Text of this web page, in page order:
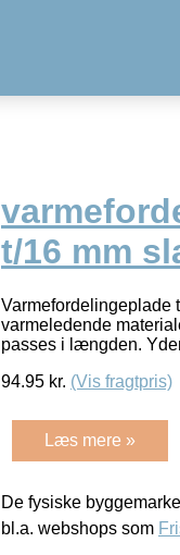
t/16 mm
Varmefordelingeplade
varmeledende
passes i længden.
94.95 kr. (Vis fragtpris)
Læs mere »
De fysiske
bl.a. webshops som